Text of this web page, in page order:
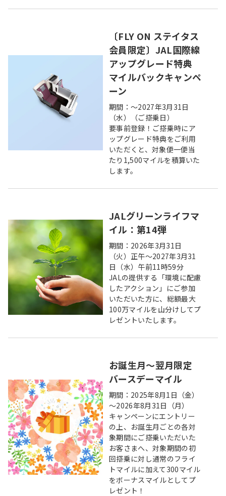
〔FLY ON ステイタス
会員限定〕JAL国際線
アップグレード特典
マイルバックキャンペ
ーン
期間：～2027年3月31日
（水）（ご搭乗日）
要事前登録！ご搭乗時にア
ップグレード特典をご利用
いただくと、対象便一便当
たり1,500マイルを積算いた
します。
JALグリーンライフマ
イル：第14弾
期間：2026年3月31日
（火）正午～2027年3月31
日（水）午前11時59分
JALの提供する「環境に配慮
したアクション」にご参加
いただいた方に、総額最大
100万マイルを山分けしてプ
レゼントいたします。
お誕生月～翌月限定
バースデーマイル
期間：2025年8月1日（金）
～2026年8月31日（月）
キャンペーンにエントリー
の上、お誕生月ごとの各対
象期間にご搭乗いただいた
お客さまへ、対象期間の初
回搭乗に対し通常のフライ
トマイルに加えて300マイル
をボーナスマイルとしてプ
レゼント！